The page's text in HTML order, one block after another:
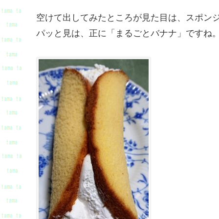
空けて出してみたところが見た目は、スポン
パッと見は、正に「まるごとバナナ」ですね。